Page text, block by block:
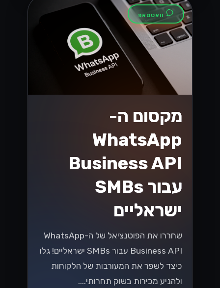
וואטסאפ
מקסום ה-
WhatsApp
Business API
עבור SMBs
ישראליים
שחררו את הפוטנציאל של ה-WhatsApp
Business API עבור SMBs ישראליים! גלו
כיצד לשפר את המעורבות של הלקוחות
ולהניע מכירות בשוק תחרותי....